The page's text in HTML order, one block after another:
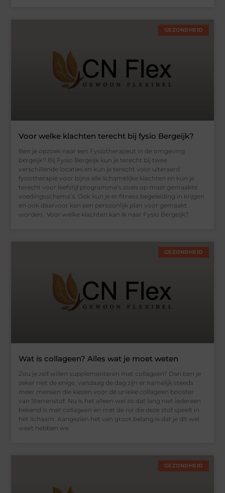
GEZONDHEID
Voor welke klachten terecht bij fysio Bergeijk?
Ben je opzoek naar een Fysiotherapeut in de omgeving
bergeijk? Bij Fysio Bergeijk kun je terecht bij twee
verschillende locaties en kun je terecht voor uiteraard
fysiotherapie voor bijna alle lichamelijke klachten en kun je
terecht voor leefstijl programma’s zoals op maat gemaakte
voedingsschema’s. Ook kun je er fitness begeleiding in krijgen
en ook daarvoor kan een persoonlijk plan voor gemaakt
worden. Voor welke klachten kan ik naar Fysio Bergeijk?
GEZONDHEID
Wat is collageen? Alles wat je moet weten
Zou je zelf willen supplementeren met collageen? Dan ben je
zeker niet de enige, vandaag de dag zijn er namelijk steeds
meer mensen die kiezen voor de unieke collageen booster
van Sterrenstof. Nu is het alleen wel zo dat lang niet iedereen
bekend is met collageen en met de rol die deze stof speelt in
het lichaam. Aangezien het van groot belang is dat je dit wel
weet hebben we
GEZONDHEID